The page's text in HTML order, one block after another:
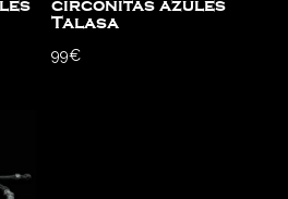
circonitas azules
Talasa
99€